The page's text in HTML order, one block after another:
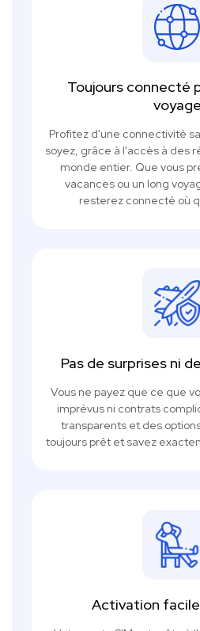
Toujours connecté
voyage
Profitez d'une connectivité
soyez, grâce à l'accès à des
monde entier. Que vous
vacances ou un long
resterez connecté où
Pas de surprises ni
Vous ne payez que ce que
imprévus ni contrats
transparents et des
toujours prêt et savez
Activation